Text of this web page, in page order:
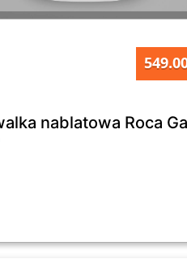
nablatowa Roca